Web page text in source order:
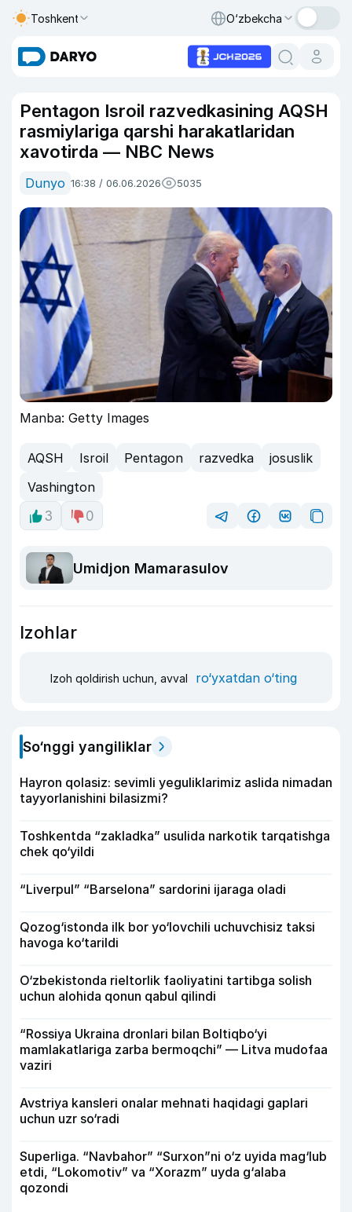
Toshkent O‘zbekcha
Pentagon Isroil razvedkasining AQSH
rasmiylariga qarshi harakatlaridan
xavotirda — NBC News
Dunyo 16:38 / 06.06.2026 5035
Manba: Getty Images
AQSH Isroil Pentagon razvedka
josuslik
Vashington
3
0
Umidjon Mamarasulov
Izohlar
Izoh qoldirish uchun, avval ro‘yxatdan o‘ting
So‘nggi yangiliklar
Hayron qolasiz: sevimli yeguliklarimiz aslida nimadan
tayyorlanishini bilasizmi?
Toshkentda “zakladka” usulida narkotik tarqatishga
chek qo‘yildi
“Liverpul” “Barselona” sardorini ijaraga oladi
Qozog‘istonda ilk bor yo‘lovchili uchuvchisiz taksi
havoga ko‘tarildi
O‘zbekistonda rieltorlik faoliyatini tartibga solish
uchun alohida qonun qabul qilindi
“Rossiya Ukraina dronlari bilan Boltiqbo‘yi
mamlakatlariga zarba bermoqchi” — Litva mudofaa
vaziri
Avstriya kansleri onalar mehnati haqidagi gaplari
uchun uzr so‘radi
Superliga. “Navbahor” “Surxon”ni o‘z uyida mag‘lub
etdi, “Lokomotiv” va “Xorazm” uyda g‘alaba
qozondi